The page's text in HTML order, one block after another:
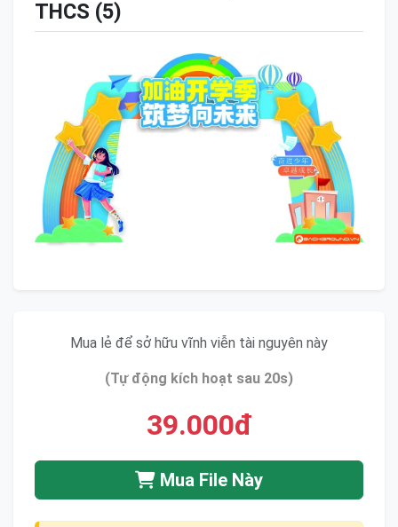
THCS (5)
Mua lẻ để sở hữu vĩnh viễn tài nguyên này
(Tự động kích hoạt sau 20s)
39.000đ
Mua File Này